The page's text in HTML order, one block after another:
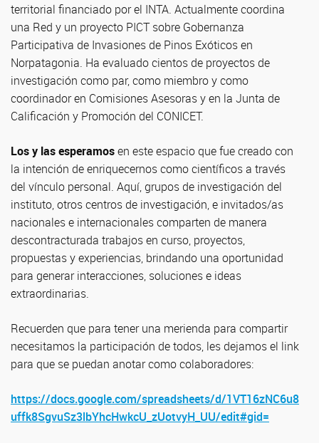
territorial financiado por el INTA. Actualmente coordina
una Red y un proyecto PICT sobre Gobernanza
Participativa de Invasiones de Pinos Exóticos en
Norpatagonia. Ha evaluado cientos de proyectos de
investigación como par, como miembro y como
coordinador en Comisiones Asesoras y en la Junta de
Calificación y Promoción del CONICET.
Los y las esperamosen este espacio que fue creado con
la intención de enriquecernos como científicos a través
del vínculo personal. Aquí, grupos de investigación del
instituto, otros centros de investigación, e invitados/as
nacionales e internacionales comparten de manera
descontracturada trabajos en curso, proyectos,
propuestas y experiencias, brindando una oportunidad
para generar interacciones, soluciones e ideas
extraordinarias.
Recuerden que para tener una merienda para compartir
necesitamos la participación de todos, les dejamos el link
para que se puedan anotar como colaboradores:
https://docs.google.com/spreadsheets/d/1VT16zNC6u8
uffk8SgvuSz3lbYhcHwkcU_zUotvyH_UU/edit#gid=